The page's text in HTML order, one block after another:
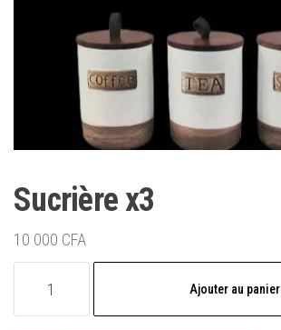
Sucrière x3
10 000 CFA
Ajouter au panier